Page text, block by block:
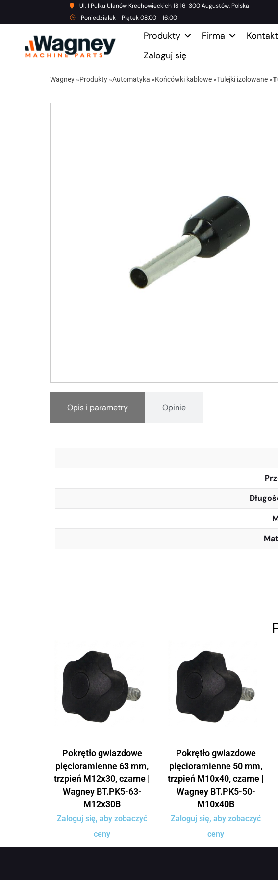
Ul. 1 Pułku Ułanów Krechowieckich 18 16-300 Augustów, Polska
Poniedziałek - Piątek 08:00 - 16:00
Produkty Firma Kontakt
Zaloguj się
Wagney »Produkty »Automatyka »Końcówki kablowe »Tulejki izolowane »
Opis i parametry Opinie
Pokrętło gwiazdowe
pięcioramienne 63 mm,
trzpień M12x30, czarne |
Wagney BT.PK5-63-
M12x30B
Zaloguj się, aby zobaczyć
ceny
Pokrętło gwiazdowe
pięcioramienne 50 mm,
trzpień M10x40, czarne |
Wagney BT.PK5-50-
M10x40B
Zaloguj się, aby zobaczyć
ceny